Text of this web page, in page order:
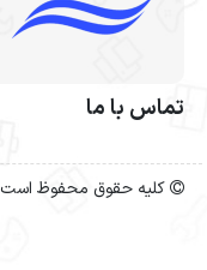
تماس با ما
کلیه حقوق محفوظ است